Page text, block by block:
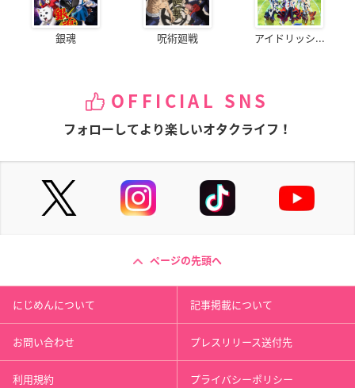
銀魂 呪術廻戦 アイドリッシ...
OFFICIAL SNS
フォローしてより楽しいオタクライフ！
ページの先頭へ
にじめんについて 記事掲載について
お問い合わせ プレスリリース送付先
利用規約 プライバシーポリシー